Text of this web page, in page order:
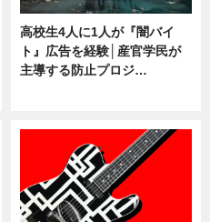
高校生4人に1人が『闇バイ
ト』広告を経験│産官学民が
主導する防止プロジ…